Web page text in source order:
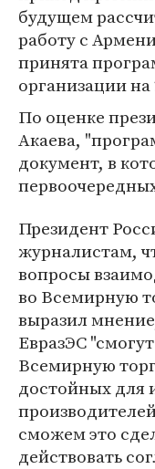
будущем
работу с
принята
организации на
По оценке
Акаева,
документ, в
Президент
журналистам,
вопросы
во Всемирную
выразил
ЕвразЭС
Всемирную
достойных для
сможем это
действовать